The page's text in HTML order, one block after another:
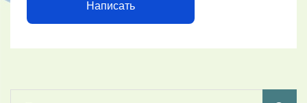
Написать